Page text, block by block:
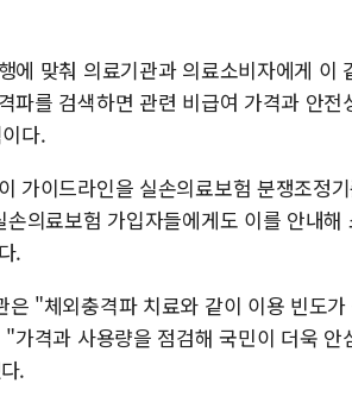
에 맞춰 의료기관과 의료소비자에게 이
파를 검색하면 관련 비급여 가격과 안
다.
가이드라인을 실손의료보험 분쟁조정
의료보험 가입자들에게도 이를 안내
.
은 "체외충격파 치료와 같이 이용 빈도
가격과 사용량을 점검해 국민이 더욱
.